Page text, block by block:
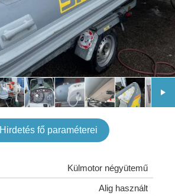
Hirdetés fő paraméterei
Külmotor négyütemű
Alig használt